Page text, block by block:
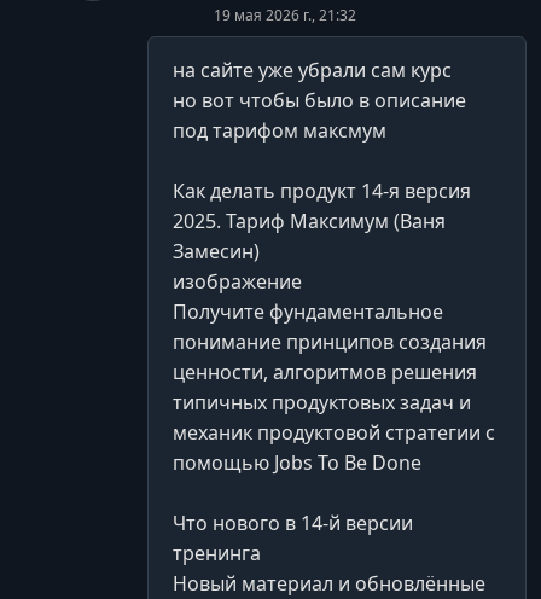
19 мая 2026 г., 21:32
на сайте уже убрали сам курс
но вот чтобы было в описание
под тарифом максмум
Как делать продукт 14-я версия
2025. Тариф Максимум (Ваня
Замесин)
изображение
Получите фундаментальное
понимание принципов создания
ценности, алгоритмов решения
типичных продуктовых задач и
механик продуктовой стратегии с
помощью Jobs To Be Done
Что нового в 14-й версии
тренинга
Новый материал и обновлённые